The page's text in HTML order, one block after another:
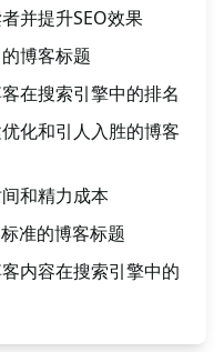
并提升SEO效果
博客标题
在搜索引擎中的排名
化和引人入胜的博客
和精力成本
准的博客标题
内容在搜索引擎中的